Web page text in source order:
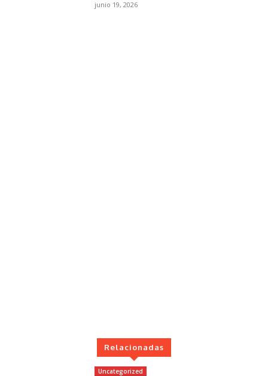
junio 19, 2026
Relacionadas
Uncategorized